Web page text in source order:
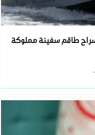
طاقم سفينة مملوكة